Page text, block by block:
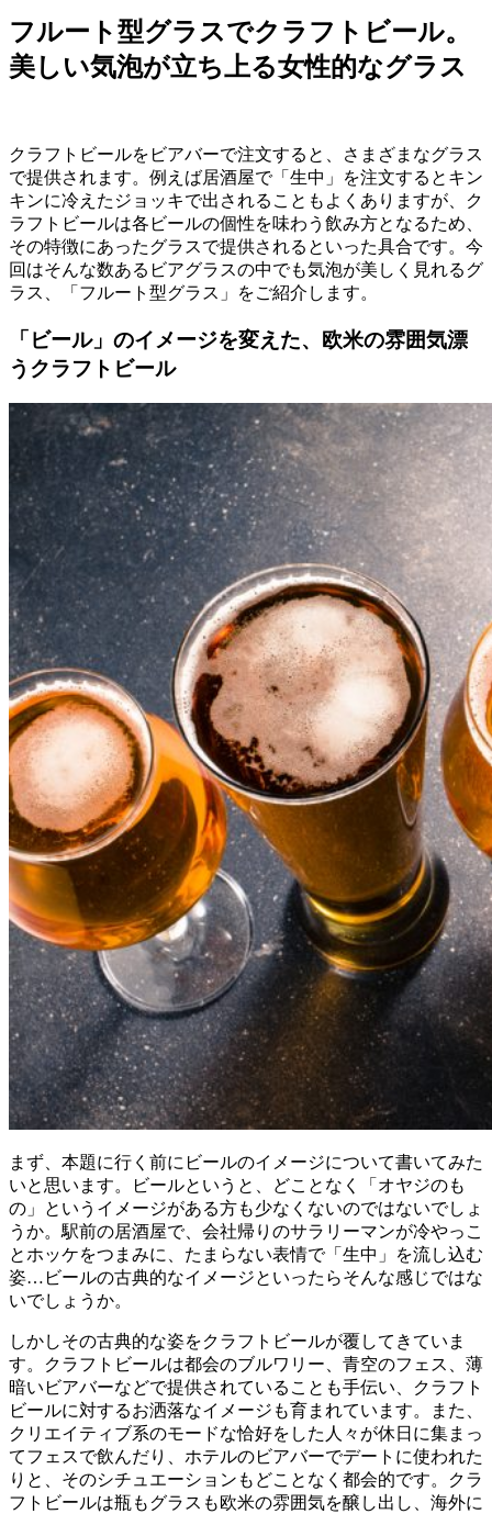
フルート型グラスでクラフトビール。
美しい気泡が立ち上る女性的なグラス
クラフトビールをビアバーで注文すると、さまざまなグラス
で提供されます。例えば居酒屋で「生中」を注文するとキン
キンに冷えたジョッキで出されることもよくありますが、ク
ラフトビールは各ビールの個性を味わう飲み方となるため、
その特徴にあったグラスで提供されるといった具合です。今
回はそんな数あるビアグラスの中でも気泡が美しく見れるグ
ラス、「フルート型グラス」をご紹介します。
「ビール」のイメージを変えた、欧米の雰囲気漂
うクラフトビール
まず、本題に行く前にビールのイメージについて書いてみた
いと思います。ビールというと、どことなく「オヤジのも
の」というイメージがある方も少なくないのではないでしょ
うか。駅前の居酒屋で、会社帰りのサラリーマンが冷やっこ
とホッケをつまみに、たまらない表情で「生中」を流し込む
姿…ビールの古典的なイメージといったらそんな感じではな
いでしょうか。
しかしその古典的な姿をクラフトビールが覆してきていま
す。クラフトビールは都会のブルワリー、青空のフェス、薄
暗いビアバーなどで提供されていることも手伝い、クラフト
ビールに対するお洒落なイメージも育まれています。また、
クリエイティブ系のモードな恰好をした人々が休日に集まっ
てフェスで飲んだり、ホテルのビアバーでデートに使われた
りと、そのシチュエーションもどことなく都会的です。クラ
フトビールは瓶もグラスも欧米の雰囲気を醸し出し、海外に